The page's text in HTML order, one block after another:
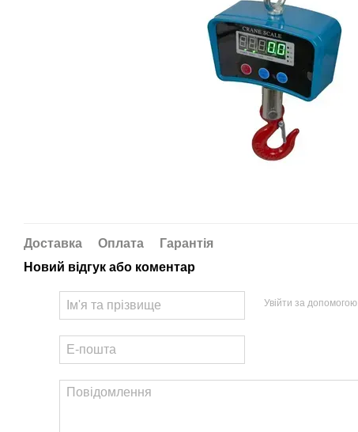
Доставка Оплата
Гарантія
Новий відгук або коментар
Увійти за допомогою